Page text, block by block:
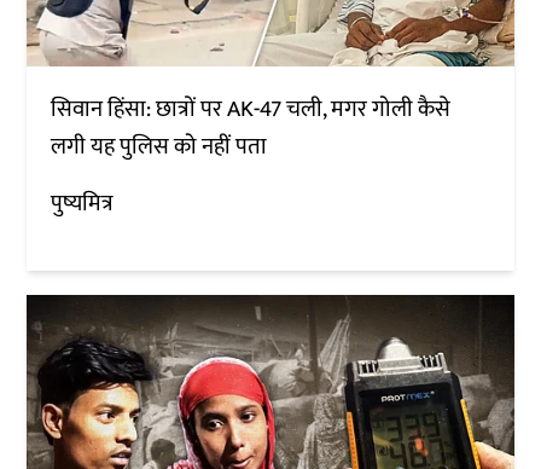
सिवान हिंसा: छात्रों पर AK-47 चली, मगर गोली कैसे
लगी यह पुलिस को नहीं पता
पुष्यमित्र